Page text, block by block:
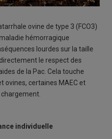
ovine de type 3 (FCO3)
hémorragique
lourdes sur la taille
le respect des
de la Pac. Cela touche
ovines, certaines MAEC et
chargement.
individuelle